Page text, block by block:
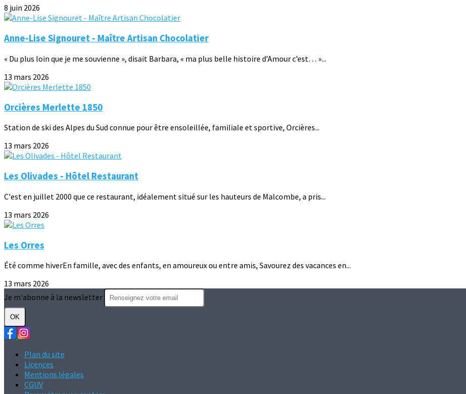
8 juin 2026
Anne-Lise Signouret - Maître Artisan Chocolatier
« Du plus loin que je me souvienne », disait Barbara, « ma plus belle histoire d’Amour c’est… »...
13 mars 2026
Orcières Merlette 1850
Station de ski des Alpes du Sud connue pour être ensoleillée, familiale et sportive, Orcières...
13 mars 2026
Les Olivades - Hôtel Restaurant
C'est en juillet 2000 que ce restaurant, idéalement situé sur les hauteurs de Malcombe, a pris...
13 mars 2026
Les Orres
Été comme hiverEn famille, avec des enfants, en amoureux ou entre amis, Savourez des vacances en...
13 mars 2026
Je m'abonne à la newsletter
OK
Plan du site
Licences
Mentions légales
CGUV